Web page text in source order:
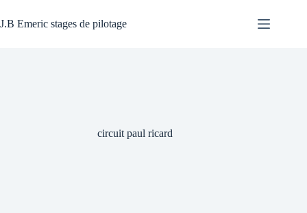
au
contenu
J.B Emeric stages de pilotage
circuit paul ricard